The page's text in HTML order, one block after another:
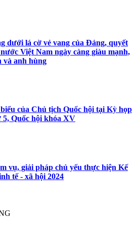
dưới lá cờ vẻ vang của Đảng, quyết
Việt Nam ngày càng giàu mạnh,
và anh hùng
của Chủ tịch Quốc hội tại Kỳ họp
Quốc hội khóa XV
vụ, giải pháp chủ yếu thực hiện Kế
tế - xã hội 2024